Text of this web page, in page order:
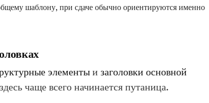
шаблону, при сдаче обычно ориентируются именно
элементыи заголовки основной
чаще всего начинается путаница.